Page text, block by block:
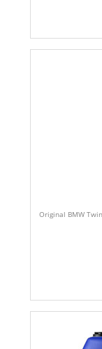
Original BMW